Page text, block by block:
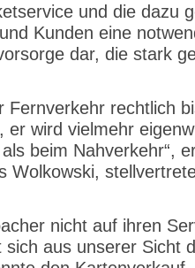
und die dazu
Kunden eine
dar, die stark
Fernverkehr rechtlich
er wird vielmehr
beim Nahverkehr“,
Wolkowski,
nicht auf ihren
aus unserer Sicht